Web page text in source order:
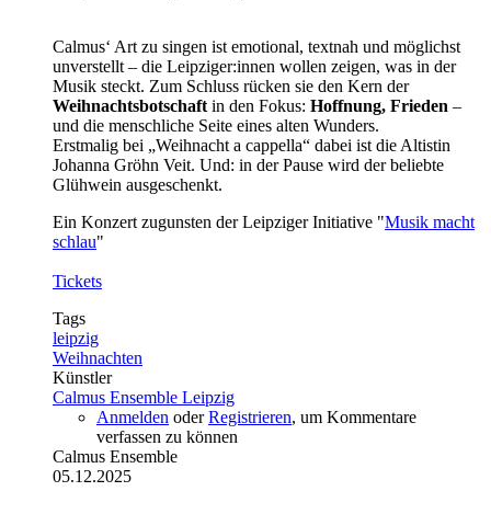
Calmus‘ Art zu singen ist emotional, textnah und möglichst
unverstellt – die Leipziger:innen wollen zeigen, was in der
Musik steckt. Zum Schluss rücken sie den Kern der
Weihnachtsbotschaft in den Fokus: Hoffnung, Frieden –
und die menschliche Seite eines alten Wunders.
Erstmalig bei „Weihnacht a cappella“ dabei ist die Altistin
Johanna Gröhn Veit. Und: in der Pause wird der beliebte
Glühwein ausgeschenkt.
Ein Konzert zugunsten der Leipziger Initiative "Musik macht
schlau"
Tickets
Tags
leipzig
Weihnachten
Künstler
Calmus Ensemble Leipzig
Anmelden oderRegistrieren, um Kommentare
verfassen zu können
Calmus Ensemble
05.12.2025